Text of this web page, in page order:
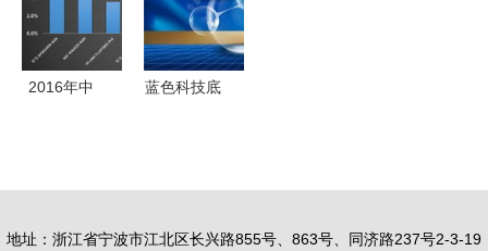
2016年中
蓝色科技底
地址：浙江省宁波市江北区长兴路855号、863号、同济路237号2-3-19